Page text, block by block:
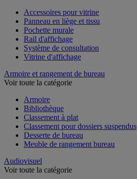
Accessoires pour vitrine
Panneau en liège et tissu
Pochette murale
Rail d'affichage
Système de consultation
Vitrine d'affichage
Armoire et rangement de bureau
Voir toute la catégorie
Armoire
Bibliothèque
Classement à plat
Classement pour dossiers suspendus
Desserte de bureau
Meuble de rangement bureau
Audiovisuel
Voir toute la catégorie